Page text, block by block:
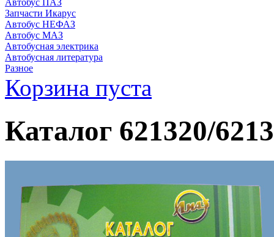
Автобус ПАЗ
Запчасти Икарус
Автобус НЕФАЗ
Автобус МАЗ
Автобусная электрика
Автобусная литература
Разное
Корзина пуста
Каталог 621320/